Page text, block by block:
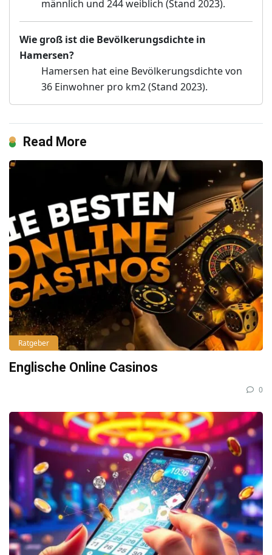
männlich und 244 weiblich (Stand 2023).
Wie groß ist die Bevölkerungsdichte in
Hamersen?
Hamersen hat eine Bevölkerungsdichte von
36 Einwohner pro km2 (Stand 2023).
Read More
Ratgeber
Englische Online Casinos
0